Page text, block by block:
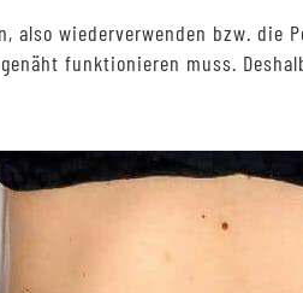
wiederverwenden bzw. die
funktionieren muss.